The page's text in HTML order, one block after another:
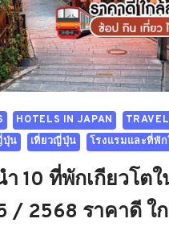
HOTELS IN JAPAN
TRAVEL
ปุ่น
เที่ยวญี่ปุ่น โรงแรมและที่พัก
10 ที่พักเกียวโต
/ 2568 ราคาดี ใ